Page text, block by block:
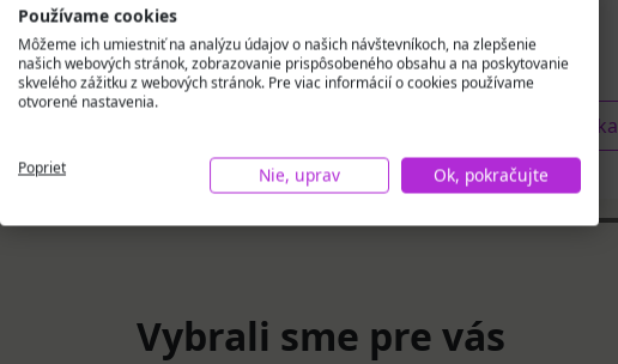
53,95 €
Na sklade Na sklade
Vložiť do košíka
Vybrali sme pre vás
Používame cookies
Môžeme ich umiestniť na analýzu údajov o našich návštevníkoch, na zlepšenie
našich webových stránok, zobrazovanie prispôsobeného obsahu a na poskytovanie
skvelého zážitku z webových stránok. Pre viac informácií o cookies používame
otvorené nastavenia.
Poprieť Nie, uprav Ok, pokračujte